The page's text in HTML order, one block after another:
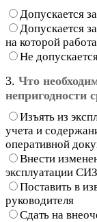
Допускается
Допускается
на которой
Не
3. Что
непригодности
Изъять из
учета и
оперативной
Внести
эксплуатации СИЗ
Поставить в
руководителя
Сдать на